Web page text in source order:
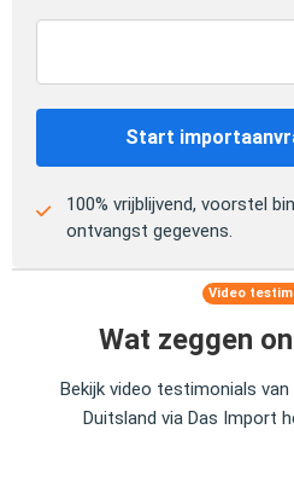
Start
100% vrijblijvend, voorstel
ontvangst gegevens.
Video
Wat zeggen
Bekijk video testimonials
Duitsland via Das Import